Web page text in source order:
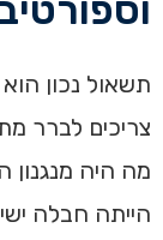
תשאול נכון
צריכים לברר
מה היה
הייתה חבלה